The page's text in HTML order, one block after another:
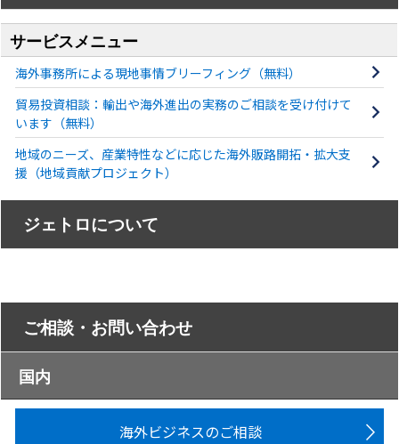
サービスメニュー
海外事務所による現地事情ブリーフィング（無料）
貿易投資相談：輸出や海外進出の実務のご相談を受け付けて
います（無料）
地域のニーズ、産業特性などに応じた海外販路開拓・拡大支
援（地域貢献プロジェクト）
ジェトロについて
ご相談・お問い合わせ
国内
海外ビジネスのご相談